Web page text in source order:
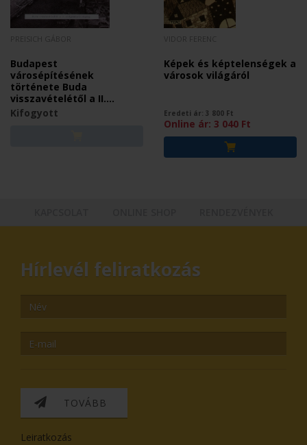
Budapest
városépítésének
története Buda
visszavételétől a II.
világháború végéig
Kifogyott
Képek és képtelenségek a
városok világáról
Eredeti ár: 3 800 Ft
Online ár: 3 040 Ft
Hírlevél feliratkozás
TOVÁBB
Leiratkozás